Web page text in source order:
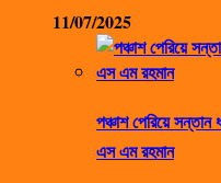
11/07/2025
পঞ্চাশ পেরিয়ে
এস এম রহমান